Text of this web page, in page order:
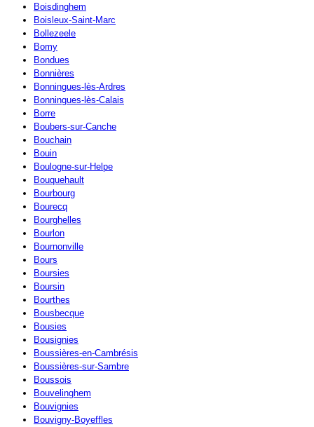
Boisdinghem
Boisleux-Saint-Marc
Bollezeele
Bomy
Bondues
Bonnières
Bonningues-lès-Ardres
Bonningues-lès-Calais
Borre
Boubers-sur-Canche
Bouchain
Bouin
Boulogne-sur-Helpe
Bouquehault
Bourbourg
Bourecq
Bourghelles
Bourlon
Bournonville
Bours
Boursies
Boursin
Bourthes
Bousbecque
Bousies
Bousignies
Boussières-en-Cambrésis
Boussières-sur-Sambre
Boussois
Bouvelinghem
Bouvignies
Bouvigny-Boyeffles